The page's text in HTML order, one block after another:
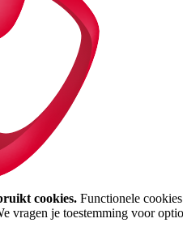
cookies.Functionele
vragen je toestemming voor